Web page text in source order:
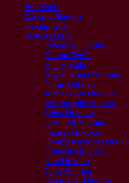
Ana Sayfa
Çalışma Alanları
Hakkımızda
MAKALELER
Emeklilik Hukuku
Tanıma Tenfiz
Aile Hukuku
Gayrımenkul Hukuku
Miras Hukuku
Alacak/İcra Hukuku
Vatandaşlık Hukuku
Şahıs Hukuku
Tazminat Hukuku
Ticaret Hukuku
Dövizli Askerlik Hukuku
Gümrük Hukuku
Kira Hukuku
Ceza Hukuku
Yabancılar Hukuku